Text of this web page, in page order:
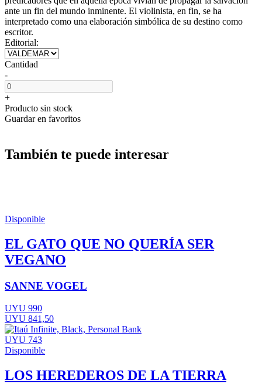
ante un fin del mundo inminente. El violinista, en fin, se ha
interpretado como una elaboración simbólica de su destino como
escritor.
Editorial:
Cantidad
-
+
Producto sin stock
Guardar en favoritos
También te puede interesar
Disponible
EL GATO QUE NO QUERÍA SER
VEGANO
SANNE VOGEL
UYU 990
UYU 841,50
UYU 743
Disponible
LOS HEREDEROS DE LA TIERRA